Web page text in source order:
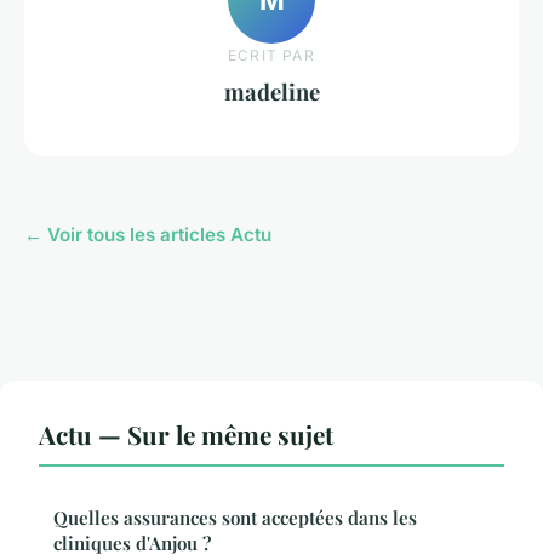
ECRIT PAR
madeline
← Voir tous les articles Actu
Actu — Sur le même sujet
Quelles assurances sont acceptées dans les
cliniques d'Anjou ?